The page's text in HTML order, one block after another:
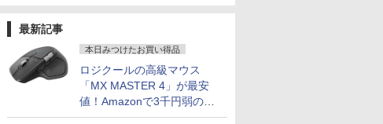
最新記事
本日みつけたお買い得品
ロジクールの高級マウス
「MX MASTER 4」が最安
値！Amazonで3千円弱の割
引